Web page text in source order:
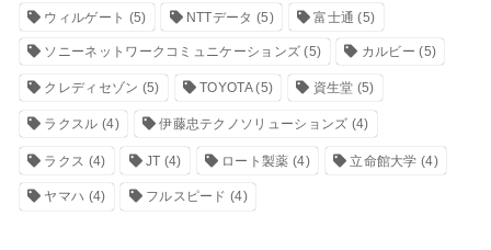
ウィルゲート (5) NTTデータ (5) 富士通 (5)
ソニーネットワークコミュニケーションズ (5) カルビー (5)
クレディセゾン (5) TOYOTA(5) 資生堂 (5)
ラクスル (4) 伊藤忠テクノソリューションズ (4)
ラクス (4) JT (4) ロート製薬 (4) 立命館大学 (4)
ヤマハ (4) フルスピード (4)